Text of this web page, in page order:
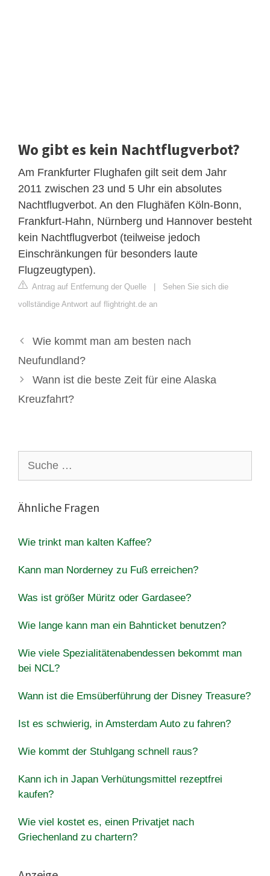
Wo gibt es kein Nachtflugverbot?
Am Frankfurter Flughafen gilt seit dem Jahr
2011 zwischen 23 und 5 Uhr ein absolutes
Nachtflugverbot. An den Flughäfen Köln-Bonn,
Frankfurt-Hahn, Nürnberg und Hannover besteht
kein Nachtflugverbot (teilweise jedoch
Einschränkungen für besonders laute
Flugzeugtypen).
Antrag auf Entfernung der Quelle | Sehen Sie sich die
vollständige Antwort auf flightright.de an
Wie kommt man am besten nach
Neufundland?
Wann ist die beste Zeit für eine Alaska
Kreuzfahrt?
nach:
Ähnliche Fragen
Wie trinkt man kalten Kaffee?
Kann man Norderney zu Fuß erreichen?
Was ist größer Müritz oder Gardasee?
Wie lange kann man ein Bahnticket benutzen?
Wie viele Spezialitätenabendessen bekommt man
bei NCL?
Wann ist die Emsüberführung der Disney Treasure?
Ist es schwierig, in Amsterdam Auto zu fahren?
Wie kommt der Stuhlgang schnell raus?
Kann ich in Japan Verhütungsmittel rezeptfrei
kaufen?
Wie viel kostet es, einen Privatjet nach
Griechenland zu chartern?